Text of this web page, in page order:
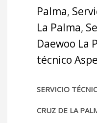
Palma,
La Palma,
Daewoo La
técnico
SERVICIO
CRUZ DE LA